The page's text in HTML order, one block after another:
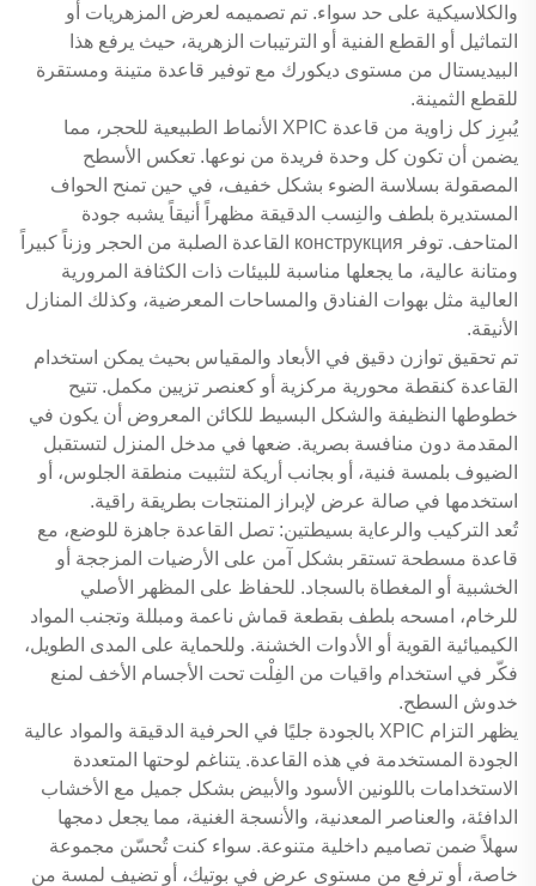
والكلاسيكية على حد سواء. تم تصميمه لعرض المزهريات أو
التماثيل أو القطع الفنية أو الترتيبات الزهرية، حيث يرفع هذا
البيديستال من مستوى ديكورك مع توفير قاعدة متينة ومستقرة
للقطع الثمينة.
يُبرِز كل زاوية من قاعدة XPIC الأنماط الطبيعية للحجر، مما
يضمن أن تكون كل وحدة فريدة من نوعها. تعكس الأسطح
المصقولة بسلاسة الضوء بشكل خفيف، في حين تمنح الحواف
المستديرة بلطف والنِسب الدقيقة مظهراً أنيقاً يشبه جودة
المتاحف. توفر конструкция القاعدة الصلبة من الحجر وزناً كبيراً
ومتانة عالية، ما يجعلها مناسبة للبيئات ذات الكثافة المرورية
العالية مثل بهوات الفنادق والمساحات المعرضية، وكذلك المنازل
الأنيقة.
تم تحقيق توازن دقيق في الأبعاد والمقياس بحيث يمكن استخدام
القاعدة كنقطة محورية مركزية أو كعنصر تزيين مكمل. تتيح
خطوطها النظيفة والشكل البسيط للكائن المعروض أن يكون في
المقدمة دون منافسة بصرية. ضعها في مدخل المنزل لتستقبل
الضيوف بلمسة فنية، أو بجانب أريكة لتثبيت منطقة الجلوس، أو
استخدمها في صالة عرض لإبراز المنتجات بطريقة راقية.
تُعد التركيب والرعاية بسيطتين: تصل القاعدة جاهزة للوضع، مع
قاعدة مسطحة تستقر بشكل آمن على الأرضيات المزججة أو
الخشبية أو المغطاة بالسجاد. للحفاظ على المظهر الأصلي
للرخام، امسحه بلطف بقطعة قماش ناعمة ومبللة وتجنب المواد
الكيميائية القوية أو الأدوات الخشنة. وللحماية على المدى الطويل،
فكّر في استخدام واقيات من الفِلْت تحت الأجسام الأخف لمنع
خدوش السطح.
يظهر التزام XPIC بالجودة جليًا في الحرفية الدقيقة والمواد عالية
الجودة المستخدمة في هذه القاعدة. يتناغم لوحتها المتعددة
الاستخدامات باللونين الأسود والأبيض بشكل جميل مع الأخشاب
الدافئة، والعناصر المعدنية، والأنسجة الغنية، مما يجعل دمجها
سهلاً ضمن تصاميم داخلية متنوعة. سواء كنت تُحسّن مجموعة
خاصة، أو ترفع من مستوى عرض في بوتيك، أو تضيف لمسة من